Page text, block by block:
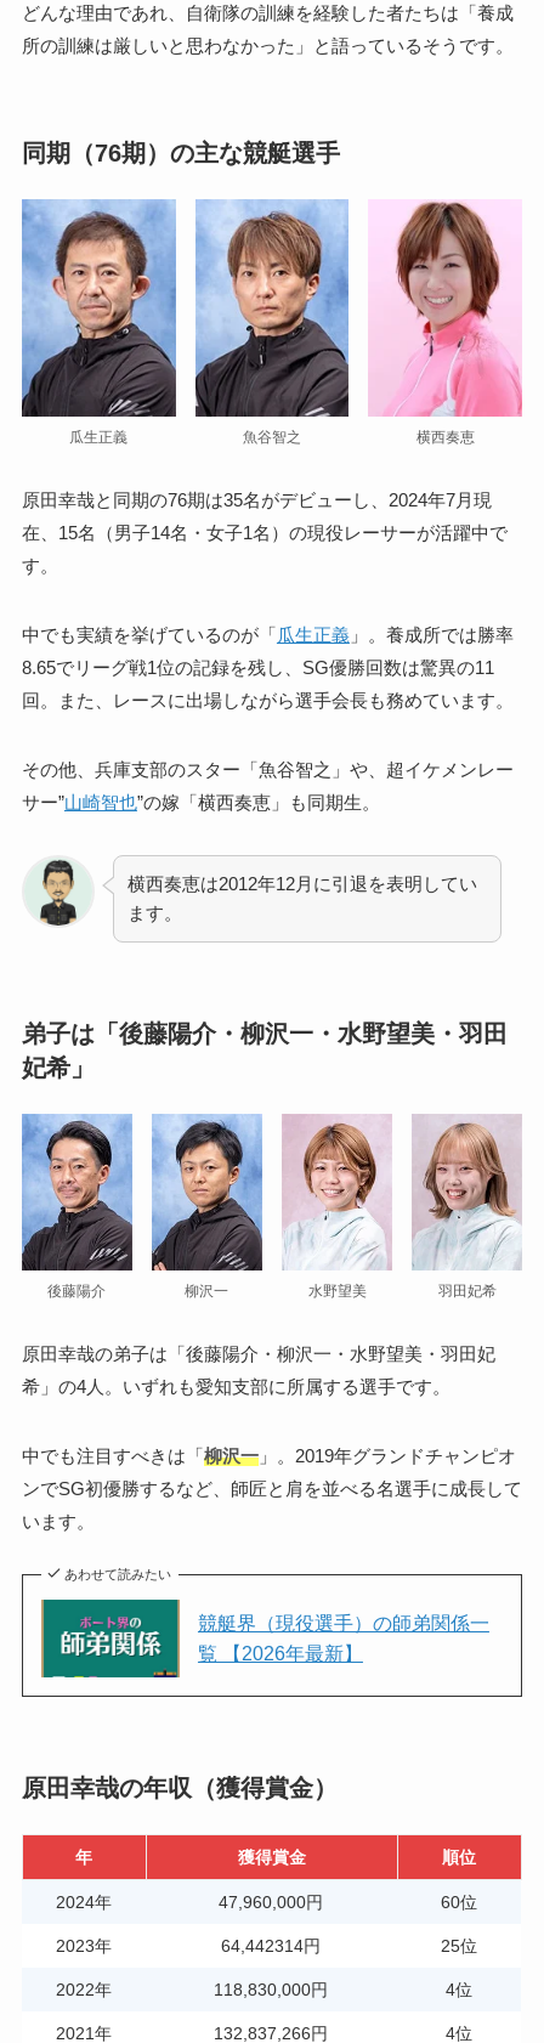
どんな理由であれ、自衛隊の訓練を経験した者たちは「養成
所の訓練は厳しいと思わなかった」と語っているそうです。
同期（76期）の主な競艇選手
瓜生正義 魚谷智之 横西奏恵
原田幸哉と同期の76期は35名がデビューし、2024年7月現
在、15名（男子14名・女子1名）の現役レーサーが活躍中で
す。
中でも実績を挙げているのが「瓜生正義」。養成所では勝率
8.65でリーグ戦1位の記録を残し、SG優勝回数は驚異の11
回。また、レースに出場しながら選手会長も務めています。
その他、兵庫支部のスター「魚谷智之」や、超イケメンレー
サー”山崎智也”の嫁「横西奏恵」も同期生。
横西奏恵は2012年12月に引退を表明してい
ます。
弟子は「後藤陽介・柳沢一・水野望美・羽田
妃希」
後藤陽介 柳沢一 水野望美 羽田妃希
原田幸哉の弟子は「後藤陽介・柳沢一・水野望美・羽田妃
希」の4人。いずれも愛知支部に所属する選手です。
中でも注目すべきは「柳沢一」。2019年グランドチャンピオ
ンでSG初優勝するなど、師匠と肩を並べる名選手に成長して
います。
あわせて読みたい
競艇界（現役選手）の師弟関係一
覧 【2026年最新】
原田幸哉の年収（獲得賞金）
年 獲得賞金 順位
2024年 47,960,000円 60位
2023年 64,442314円 25位
2022年 118,830,000円 4位
2021年 132,837,266円 4位